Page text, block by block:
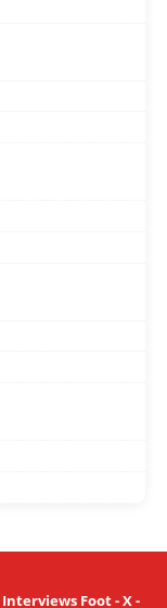
Interviews Foot-X-